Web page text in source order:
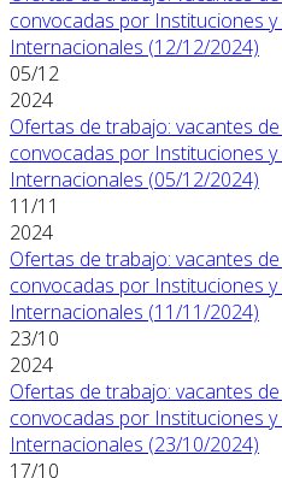
convocadas por Instituciones
Internacionales (12/12/2024)
05/12
2024
Ofertas de trabajo: vacantes
convocadas por Instituciones
Internacionales (05/12/2024)
11/11
2024
Ofertas de trabajo: vacantes
convocadas por Instituciones
Internacionales (11/11/2024)
23/10
2024
Ofertas de trabajo: vacantes
convocadas por Instituciones
Internacionales (23/10/2024)
17/10